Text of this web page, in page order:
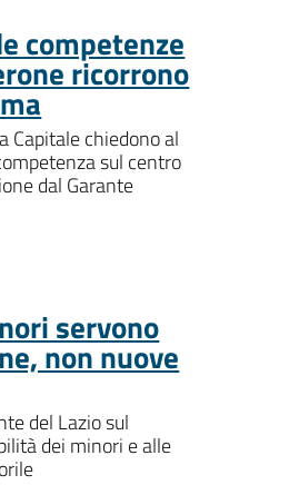
competenze
ricorrono
Capitale chiedono al
sul centro
dal Garante
servono
non nuove
del Lazio sul
dei minori e alle